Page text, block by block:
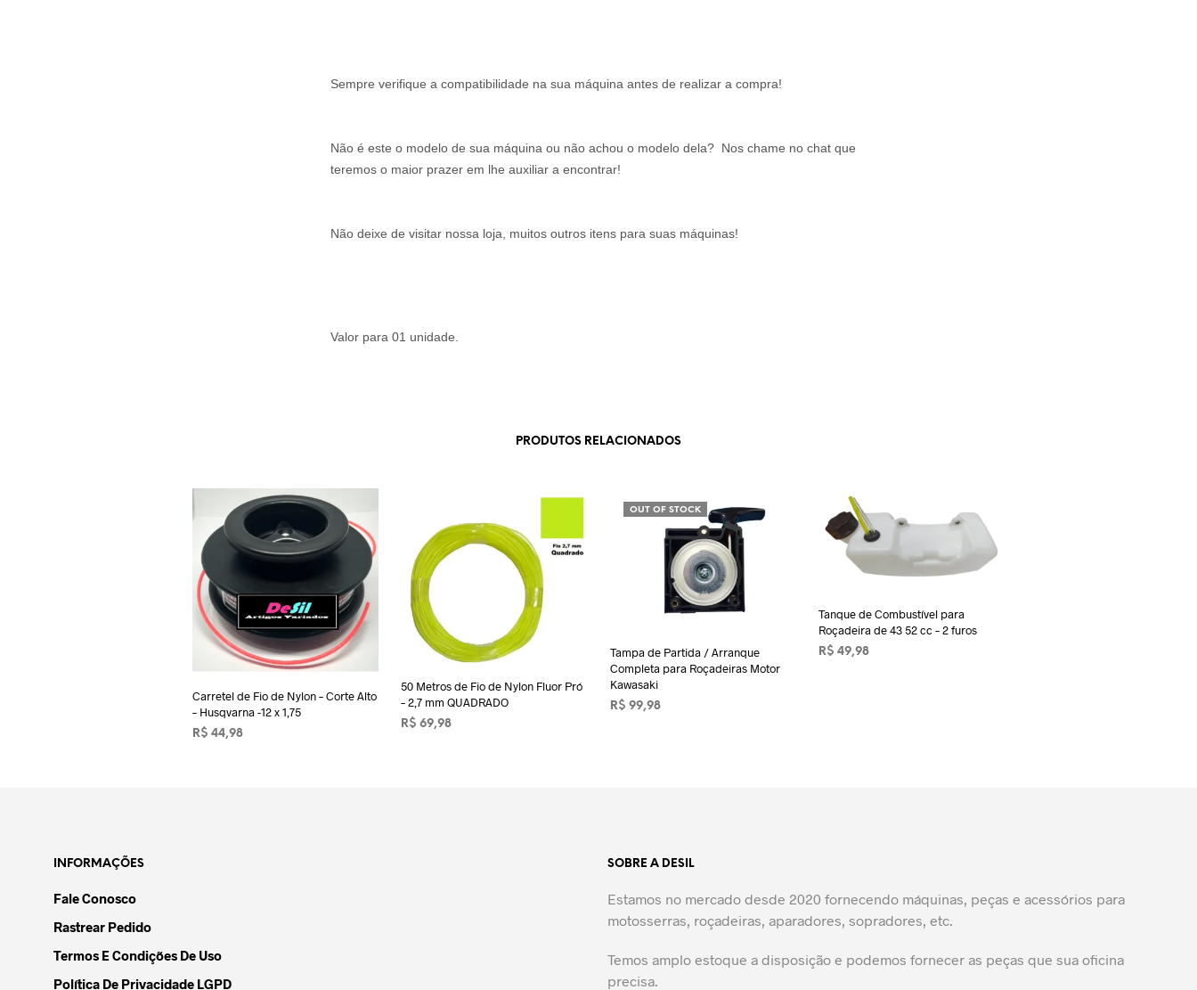
Sempre verifique a compatibilidade na sua máquina antes de realizar a compra!
Não é este o modelo de sua máquina ou não achou o modelo dela? Nos chame no chat que
teremos o maior prazer em lhe auxiliar a encontrar!
Não deixe de visitar nossa loja, muitos outros itens para suas máquinas!
Valor para 01 unidade.
PRODUTOS RELACIONADOS
Carretel de Fio de Nylon – Corte Alto
– Husqvarna -12 x 1,75
R$ 44,98
50 Metros de Fio de Nylon Fluor Pró
– 2,7 mm QUADRADO
R$ 69,98
OUT OF STOCK
Tampa de Partida / Arranque
Completa para Roçadeiras Motor
Kawasaki
R$ 99,98
Tanque de Combustível para
Roçadeira de 43 52 cc – 2 furos
R$ 49,98
INFORMAÇÕES
Fale Conosco
Rastrear Pedido
Termos E Condições De Uso
Política De Privacidade LGPD
SOBRE A DESIL
Estamos no mercado desde 2020 fornecendo máquinas, peças e acessórios para
motosserras, roçadeiras, aparadores, sopradores, etc.
Temos amplo estoque a disposição e podemos fornecer as peças que sua oficina
precisa.